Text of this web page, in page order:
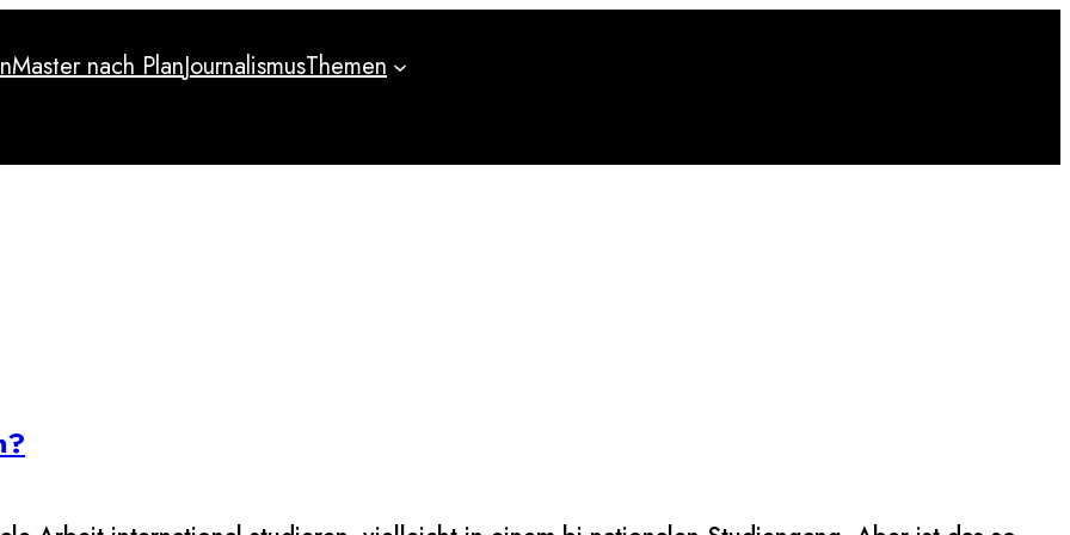
Master nach PlanJournalismusThemen